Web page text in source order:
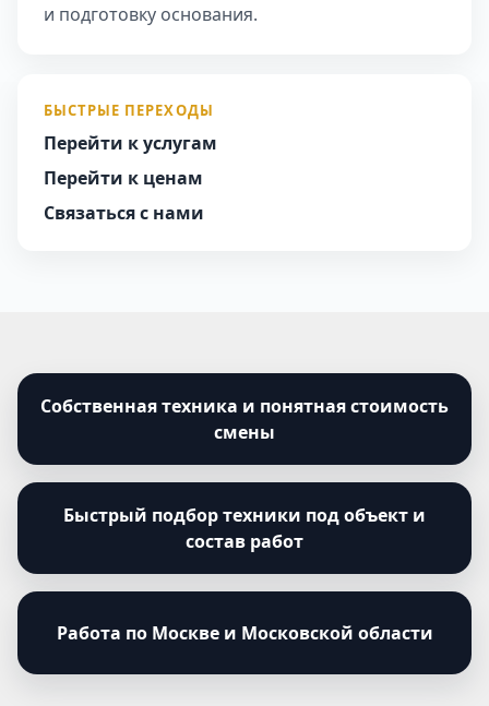
и подготовку основания.
БЫСТРЫЕ ПЕРЕХОДЫ
Перейти к услугам
Перейти к ценам
Связаться с нами
Собственная техника и понятная стоимость
смены
Быстрый подбор техники под объект и
состав работ
Работа по Москве и Московской области